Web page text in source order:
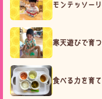
モンテッソー
寒天遊びで育
食べる力を育